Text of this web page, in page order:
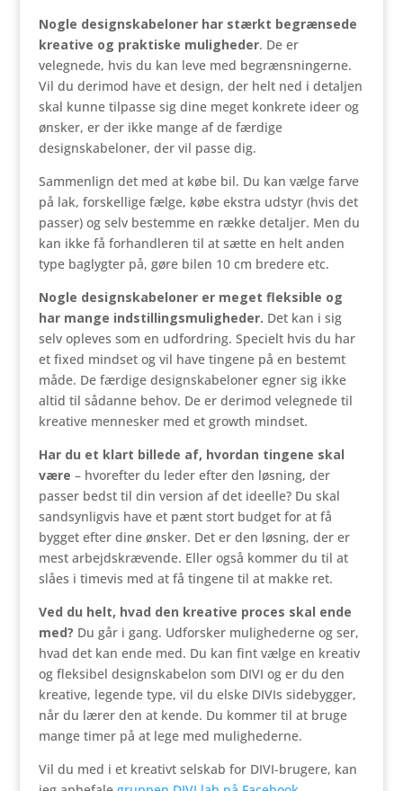
Nogle designskabeloner har stærkt begrænsede
kreative og praktiske muligheder. De er
velegnede, hvis du kan leve med begrænsningerne.
Vil du derimod have et design, der helt ned i detaljen
skal kunne tilpasse sig dine meget konkrete ideer og
ønsker, er der ikke mange af de færdige
designskabeloner, der vil passe dig.
Sammenlign det med at købe bil. Du kan vælge farve
på lak, forskellige fælge, købe ekstra udstyr (hvis det
passer) og selv bestemme en række detaljer. Men du
kan ikke få forhandleren til at sætte en helt anden
type baglygter på, gøre bilen 10 cm bredere etc.
Nogle designskabeloner er meget fleksible og
har mange indstillingsmuligheder. Det kan i sig
selv opleves som en udfordring. Specielt hvis du har
et fixed mindset og vil have tingene på en bestemt
måde. De færdige designskabeloner egner sig ikke
altid til sådanne behov. De er derimod velegnede til
kreative mennesker med et growth mindset.
Har du et klart billede af, hvordan tingene skal
være – hvorefter du leder efter den løsning, der
passer bedst til din version af det ideelle? Du skal
sandsynligvis have et pænt stort budget for at få
bygget efter dine ønsker. Det er den løsning, der er
mest arbejdskrævende. Eller også kommer du til at
slåes i timevis med at få tingene til at makke ret.
Ved du helt, hvad den kreative proces skal ende
med? Du går i gang. Udforsker mulighederne og ser,
hvad det kan ende med. Du kan fint vælge en kreativ
og fleksibel designskabelon som DIVI og er du den
kreative, legende type, vil du elske DIVIs sidebygger,
når du lærer den at kende. Du kommer til at bruge
mange timer på at lege med mulighederne.
Vil du med i et kreativt selskab for DIVI-brugere, kan